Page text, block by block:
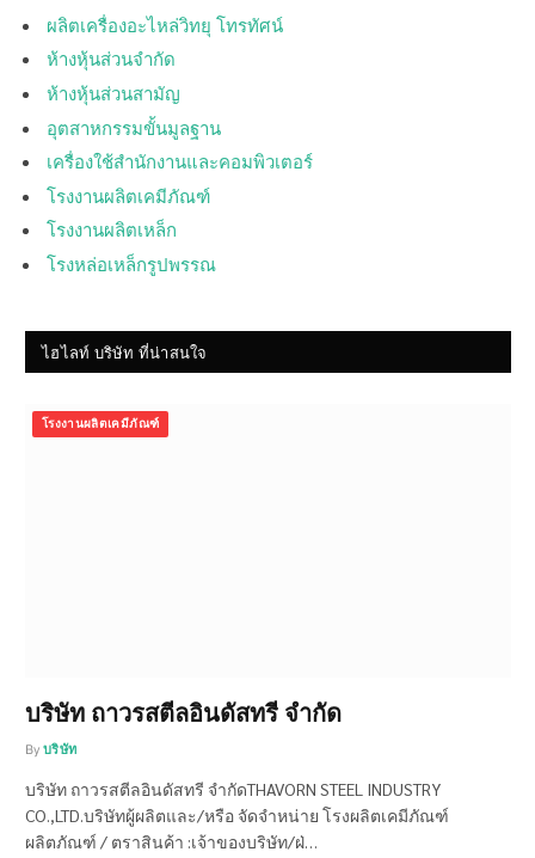
ผลิตเครื่องอะไหล่วิทยุ โทรทัศน์
ห้างหุ้นส่วนจำกัด
ห้างหุ้นส่วนสามัญ
อุตสาหกรรมขั้นมูลฐาน
เครื่องใช้สำนักงานและคอมพิวเตอร์
โรงงานผลิตเคมีภัณฑ์
โรงงานผลิตเหล็ก
โรงหล่อเหล็กรูปพรรณ
ไฮไลท์ บริษัท ที่น่าสนใจ
โรงงานผลิตเคมีภัณฑ์
บริษัท ถาวรสตีลอินดัสทรี จำกัด
By บริษัท
บริษัท ถาวรสตีลอินดัสทรี จำกัดTHAVORN STEEL INDUSTRY
CO.,LTD.บริษัทผู้ผลิตและ/หรือ จัดจำหน่าย โรงผลิตเคมีภัณฑ์
ผลิตภัณฑ์ / ตราสินค้า :เจ้าของบริษัท/ฝ่…